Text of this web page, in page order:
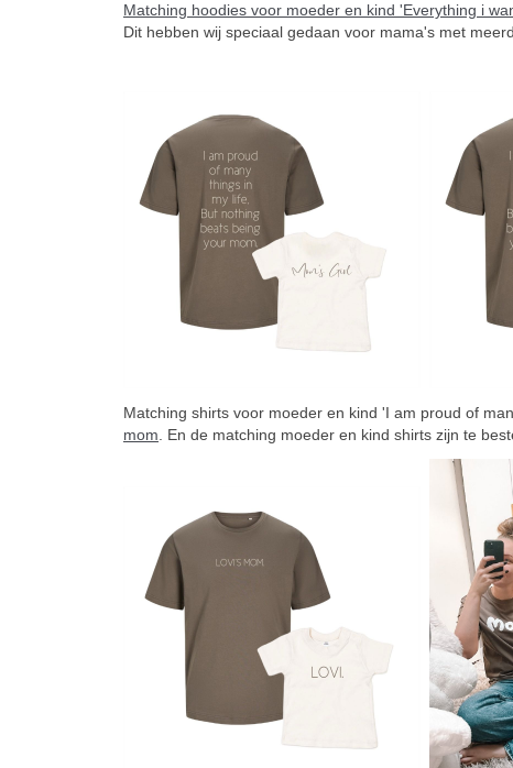
Matching hoodies voor moeder en kind 'Everything i
Dit hebben wij speciaal gedaan voor mama's met
Matching shirts voor moeder en kind 'I am proud of
mom . En de matching moeder en kind shirts zijn te